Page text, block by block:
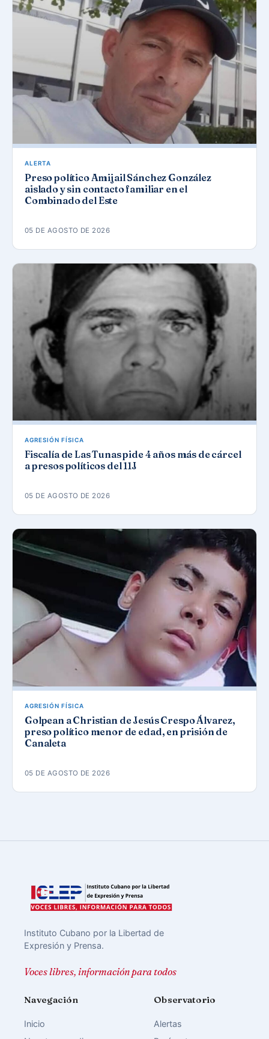
ALERTA
Preso político Amijail Sánchez González
aislado y sin contacto familiar en el
Combinado del Este
05 DE AGOSTO DE 2026
AGRESIÓN FÍSICA
Fiscalía de Las Tunas pide 4 años más de cárcel
a presos políticos del 11J
05 DE AGOSTO DE 2026
AGRESIÓN FÍSICA
Golpean a Christian de Jesús Crespo Álvarez,
preso político menor de edad, en prisión de
Canaleta
05 DE AGOSTO DE 2026
Instituto Cubano por la Libertad de
Expresión y Prensa.
Voces libres, información para todos
Navegación
Inicio
Observatorio
Alertas